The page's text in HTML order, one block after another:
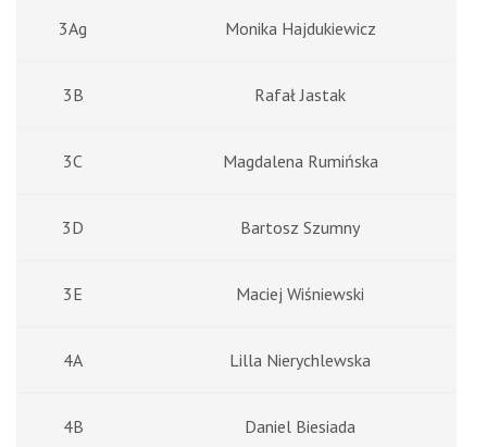
3Ag Monika Hajdukiewicz
3B Rafał Jastak
3C Magdalena Rumińska
3D Bartosz Szumny
3E Maciej Wiśniewski
4A Lilla Nierychlewska
4B Daniel Biesiada